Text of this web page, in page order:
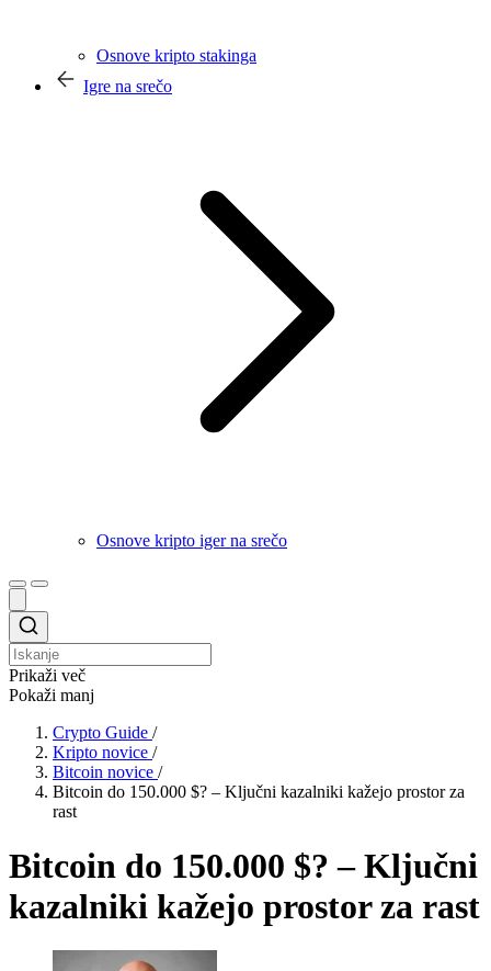
Osnove kripto stakinga
Igre na srečo
Osnove kripto iger na srečo
Prikaži več
Pokaži manj
Crypto Guide /
Kripto novice /
Bitcoin novice /
Bitcoin do 150.000 $? – Ključni kazalniki kažejo prostor za
rast
Bitcoin do 150.000 $? – Ključni
kazalniki kažejo prostor za rast